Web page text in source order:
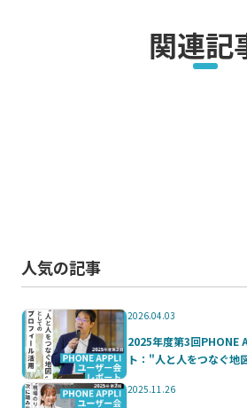
関連記
人気の記事
2026.04.03
2025年度第3回PHONE
ト："人と人をつなぐ地
2025.11.26